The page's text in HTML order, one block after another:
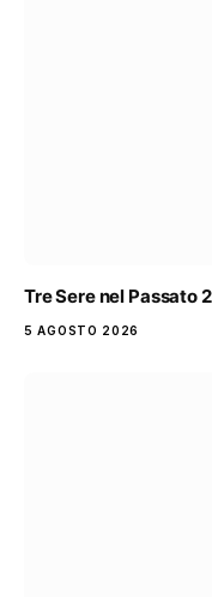
Tre Sere nel Passato
5 AGOSTO 2026